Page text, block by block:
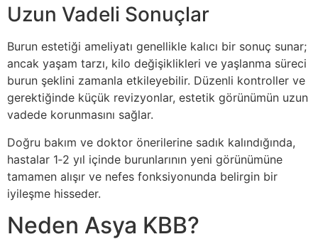
Uzun Vadeli Sonuçlar
Burun estetiği ameliyatı genellikle kalıcı bir sonuç sunar;
ancak yaşam tarzı, kilo değişiklikleri ve yaşlanma süreci
burun şeklini zamanla etkileyebilir. Düzenli kontroller ve
gerektiğinde küçük revizyonlar, estetik görünümün uzun
vadede korunmasını sağlar.
Doğru bakım ve doktor önerilerine sadık kalındığında,
hastalar 1‑2 yıl içinde burunlarının yeni görünümüne
tamamen alışır ve nefes fonksiyonunda belirgin bir
iyileşme hisseder.
Neden Asya KBB?